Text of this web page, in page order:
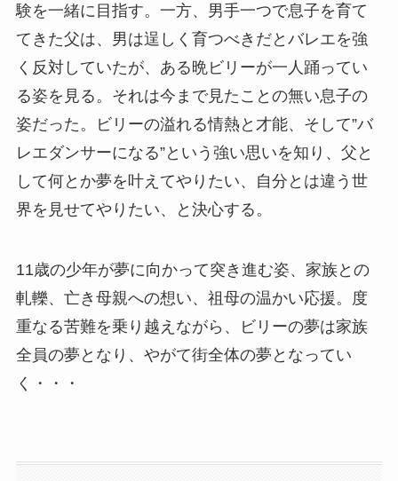
験を一緒に目指す。一方、男手一つで息子を育て
てきた父は、男は逞しく育つべきだとバレエを強
く反対していたが、ある晩ビリーが一人踊ってい
る姿を見る。それは今まで見たことの無い息子の
姿だった。ビリーの溢れる情熱と才能、そして”バ
レエダンサーになる”という強い思いを知り、父と
して何とか夢を叶えてやりたい、自分とは違う世
界を見せてやりたい、と決心する。
11歳の少年が夢に向かって突き進む姿、家族との
軋轢、亡き母親への想い、祖母の温かい応援。度
重なる苦難を乗り越えながら、ビリーの夢は家族
全員の夢となり、やがて街全体の夢となってい
く・・・